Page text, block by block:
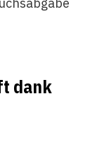
dank